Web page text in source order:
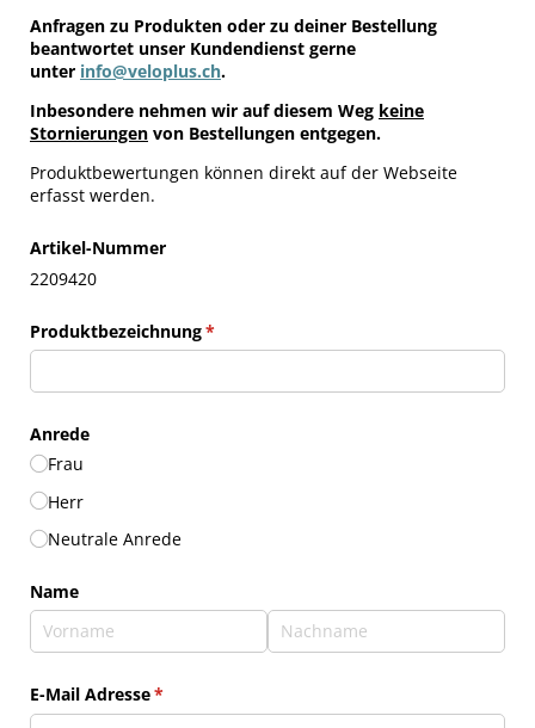
Anfragen zu Produkten oder zu deiner Bestellung
beantwortet unser Kundendienst gerne
unter info@veloplus.ch.
Inbesondere nehmen wir auf diesem Weg keine
Stornierungen von Bestellungen entgegen.
Produktbewertungen können direkt auf der Webseite
erfasst werden.
Artikel-Nummer
2209420
Produktbezeichnung*
(erforderlich)
Anrede
Frau
Herr
Neutrale Anrede
Name
E-Mail Adresse*
(erforderlich)